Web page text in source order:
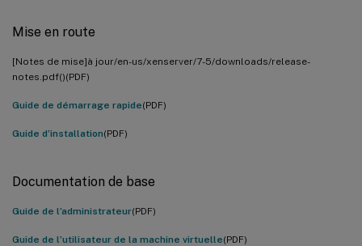
Mise en route
[Notes de mise]à jour/en-us/xenserver/7-5/downloads/release-
notes.pdf()(PDF)
Guide de démarrage rapide(PDF)
Guide d’installation(PDF)
Documentation de base
Guide de l’administrateur(PDF)
Guide de l’utilisateur de la machine virtuelle(PDF)